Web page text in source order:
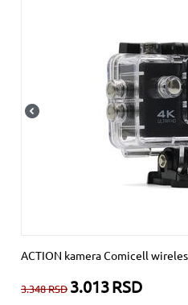
ACTION kamera Comicell
3.348RSD 3.013RSD